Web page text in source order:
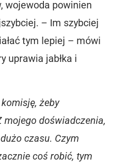
wojewoda powinien
– Im szybciej
tym lepiej – mówi
uprawia jabłka i
żeby
mojego doświadczenia,
czasu. Czym
coś robić, tym